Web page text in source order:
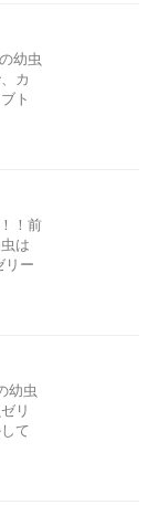
幼虫
カ
ト
！前
は
リー
幼虫
リ
て